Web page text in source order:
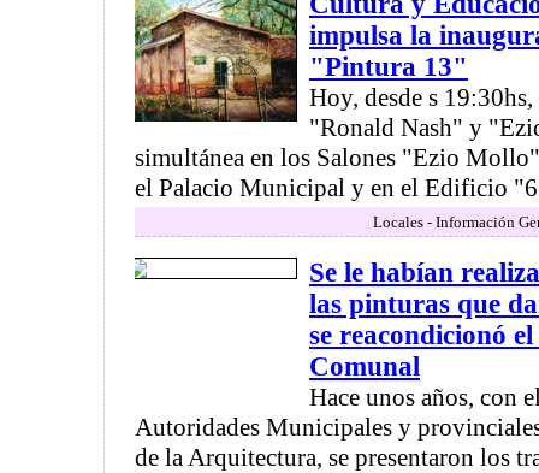
impulsa la
"Pintura 13"
Hoy, desde s
"Ronald Nash" y
simultánea en los Salones "Ezio
el Palacio Municipal y en el Edificio
Locales - Información
Se le habían
las pinturas que
se reacondicionó
Comunal
Hace unos años, con
Autoridades Municipales y
de la Arquitectura, se presentaron los